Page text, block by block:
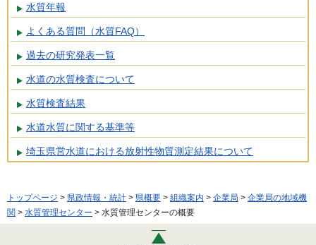
水質年報
よくある質問（水質FAQ）
過去の研究発表一覧
水道の水質検査について
水質検査結果
水道水質に関する基準等
埼玉県営水道における放射性物質測定結果について
トップページ > 県政情報・統計 > 県概要 > 組織案内 > 企業局 > 企業局の地域機
関 > 水質管理センター > 水質管理センターの概要